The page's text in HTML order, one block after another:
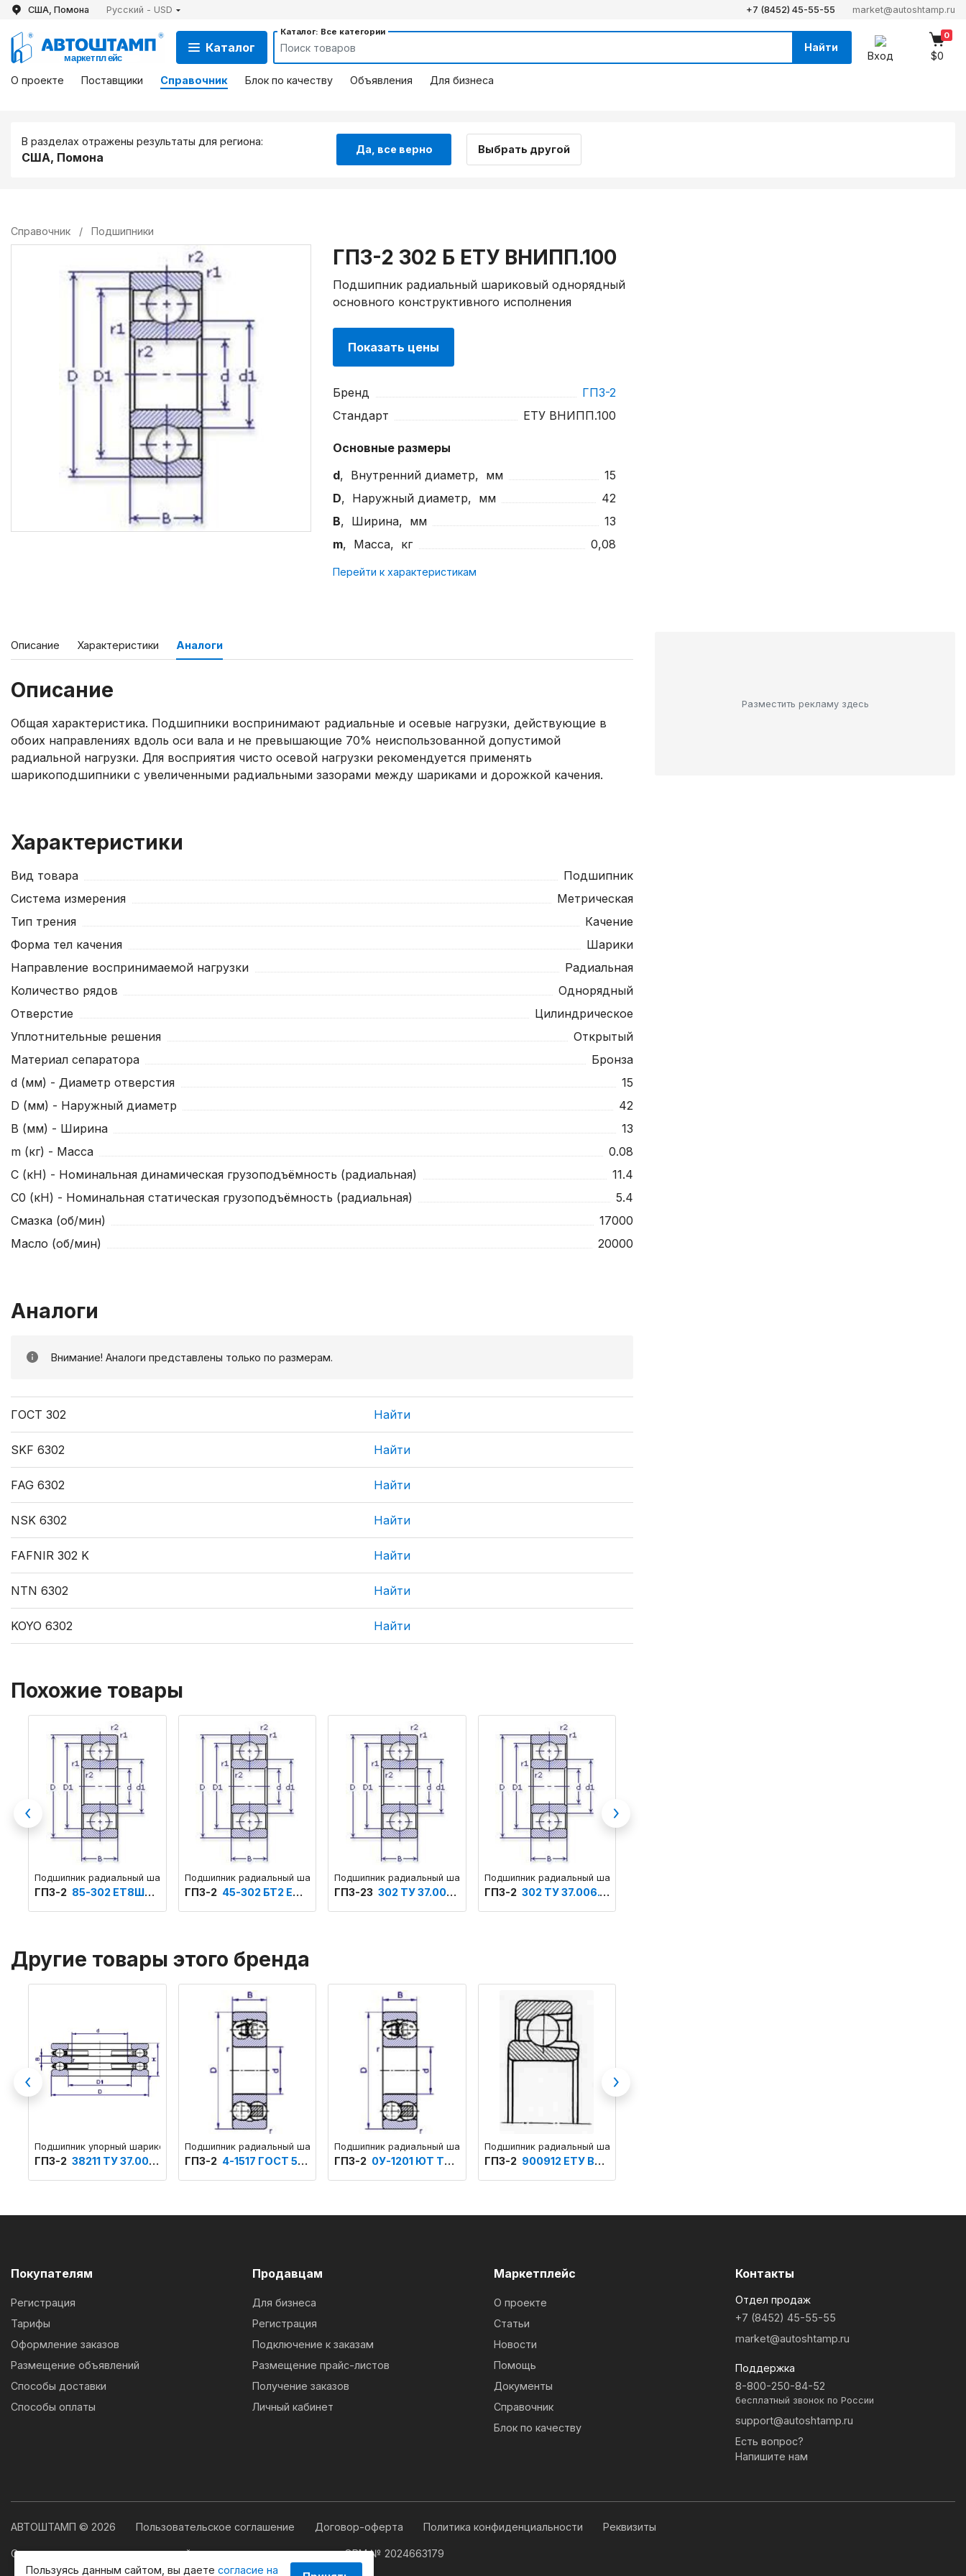
США, Помона Русский - USD +7 (8452) 45-55-55 market@autoshtamp.ru
Каталог
Каталог: Все категории
Найти
Вход
0
$0
О проекте
Поставщики Справочник Блок по качеству Объявления Для бизнеса
В разделах отражены результаты для региона:
США, Помона
Да, все верно Выбрать другой
Справочник / Подшипники
ГПЗ-2 302 Б ЕТУ ВНИПП.100
Подшипник радиальный шариковый однорядный
основного конструктивного исполнения
Показать цены
Бренд
ГПЗ-2
Стандарт
ЕТУ ВНИПП.100
Основные размеры
d, Внутренний диаметр, мм
15
D, Наружный диаметр, мм
42
B, Ширина, мм
13
m, Масса, кг 0,08
Перейти к характеристикам
Описание Характеристики Аналоги
Описание
Общая характеристика. Подшипники воспринимают радиальные и осевые нагрузки, действующие в
обоих направлениях вдоль оси вала и не превышающие 70% неиспользованной допустимой
радиальной нагрузки. Для восприятия чисто осевой нагрузки рекомендуется применять
шарикоподшипники с увеличенными радиальными зазорами между шариками и дорожкой качения.
Характеристики
Вид товара
Подшипник
Система измерения
Метрическая
Тип трения
Качение
Форма тел качения
Шарики
Направление воспринимаемой нагрузки
Радиальная
Количество рядов
Однорядный
Отверстие
Цилиндрическое
Уплотнительные решения
Открытый
Материал сепаратора
Бронза
d (мм) - Диаметр отверстия
15
D (мм) - Наружный диаметр
42
B (мм) - Ширина
13
m (кг) - Масса
0.08
C (кН) - Номинальная динамическая грузоподъёмность (радиальная)
11.4
C0 (кН) - Номинальная статическая грузоподъёмность (радиальная)
5.4
Смазка (об/мин)
17000
Масло (об/мин)
20000
Аналоги
Внимание! Аналоги представлены только по размерам.
ГОСТ 302 Найти
SKF 6302 Найти
FAG 6302 Найти
NSK 6302 Найти
FAFNIR 302 K Найти
NTN 6302 Найти
KOYO 6302 Найти
Похожие товары
Подшипник радиальный шариковый однорядный основного конструктивного исполнения
ГПЗ-2 85-302 ЕТ8Ш6 ТУ 4477-Э
Подшипник радиальный шариковый однорядный основного конструктивного исполнения
ГПЗ-2 45-302 БТ2 ЕТУ ВНИПП.100
Подшипник радиальный шариковый однорядный
ГПЗ-23 302 ТУ 37.006.087
Подшипник радиальный шариковый однорядный основного конструктивного исполнения
ГПЗ-2 302 ТУ 37.006.153
Previous Next
Другие товары этого бренда
Подшипник упорный шариковый двойной с тремя кольцами
ГПЗ-2 38211 ТУ 37.006.153
Подшипник радиальный шариковый сферический двухрядный самоустанавливающийся основного конструктивного исполнения
ГПЗ-2 4-1517 ГОСТ 520
Подшипник радиальный шариковый сферический двухрядный самоустанавливающийся основного конструктивного исполнения
ГПЗ-2 0У-1201 ЮТ ТУ 3706
Подшипник радиальный шариковый однорядный с выступающим внутренним кольцом, канавкой для
ГПЗ-2 900912 ЕТУ ВНИПП.100
Previous Next
Разместить рекламу здесь
Пользуясь данным сайтом, вы даете согласие на
Покупателям
Регистрация
Тарифы
Оформление заказов
Размещение объявлений
Способы доставки
Способы оплаты
Продавцам
Для бизнеса
Регистрация
Подключение к заказам
Размещение прайс-листов
Получение заказов
Личный кабинет
Маркетплейс
О проекте
Статьи
Новости
Помощь
Документы
Справочник
Блок по качеству
Контакты
Отдел продаж
+7 (8452) 45-55-55
market@autoshtamp.ru
Поддержка
8-800-250-84-52
бесплатный звонок по России
support@autoshtamp.ru
Есть вопрос?
Напишите нам
АВТОШТАМП © 2026 Пользовательское соглашение Договор-оферта Политика конфиденциальности Реквизиты
Свидетельство о государственной регистрации программы для ЭВМ № 2024663179